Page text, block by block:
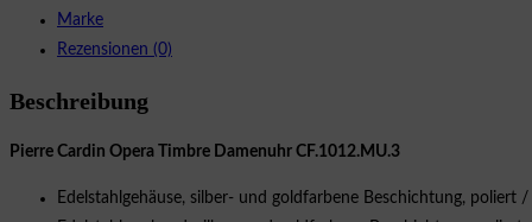
Marke
Rezensionen (0)
Beschreibung
Pierre Cardin Opera Timbre Damenuhr CF.1012.MU.3
Edelstahlgehäuse, silber- und goldfarbene Beschichtung, poliert